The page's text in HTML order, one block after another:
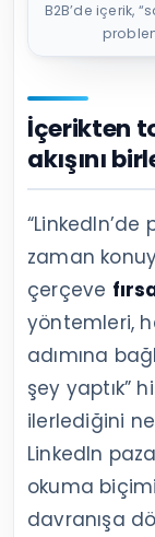
B2B’de içerik,
İçerikten
akışını
zaman
çerçeve
yöntemleri,
adımına
şey yaptık”
ilerlediğini
LinkedIn
okuma
davranışa